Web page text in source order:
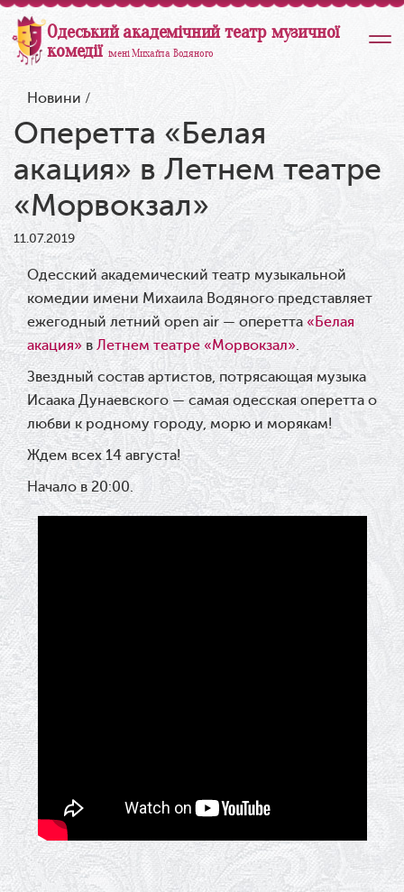
Одеський академічний театр музичної
комедії імені Михайла Водяного
Новини /
Оперетта «Белая
акация» в Летнем театре
«Морвокзал»
11.07.2019
Одесский академический театр музыкальной
комедии имени Михаила Водяного представляет
ежегодный летний open air — оперетта«Белая
акация» вЛетнем театре «Морвокзал».
Звездный состав артистов, потрясающая музыка
Исаака Дунаевского — самая одесская оперетта о
любви к родному городу, морю и морякам!
Ждем всех 14 августа!
Начало в 20:00.